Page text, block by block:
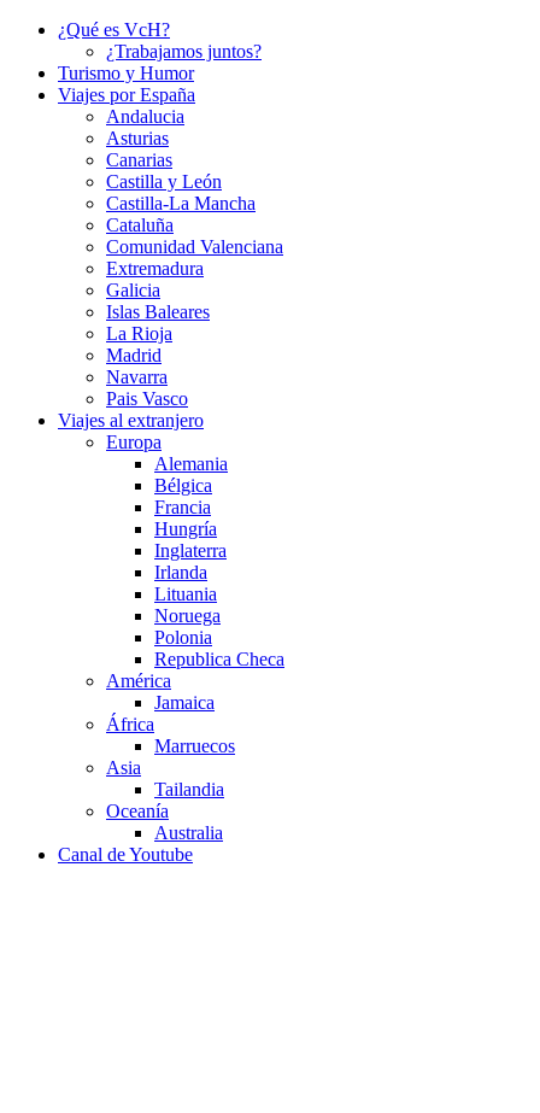
¿Qué es VcH?
¿Trabajamos juntos?
Turismo y Humor
Viajes por España
Andalucia
Asturias
Canarias
Castilla y León
Castilla-La Mancha
Cataluña
Comunidad Valenciana
Extremadura
Galicia
Islas Baleares
La Rioja
Madrid
Navarra
Pais Vasco
Viajes al extranjero
Europa
Alemania
Bélgica
Francia
Hungría
Inglaterra
Irlanda
Lituania
Noruega
Polonia
Republica Checa
América
Jamaica
África
Marruecos
Asia
Tailandia
Oceanía
Australia
Canal de Youtube